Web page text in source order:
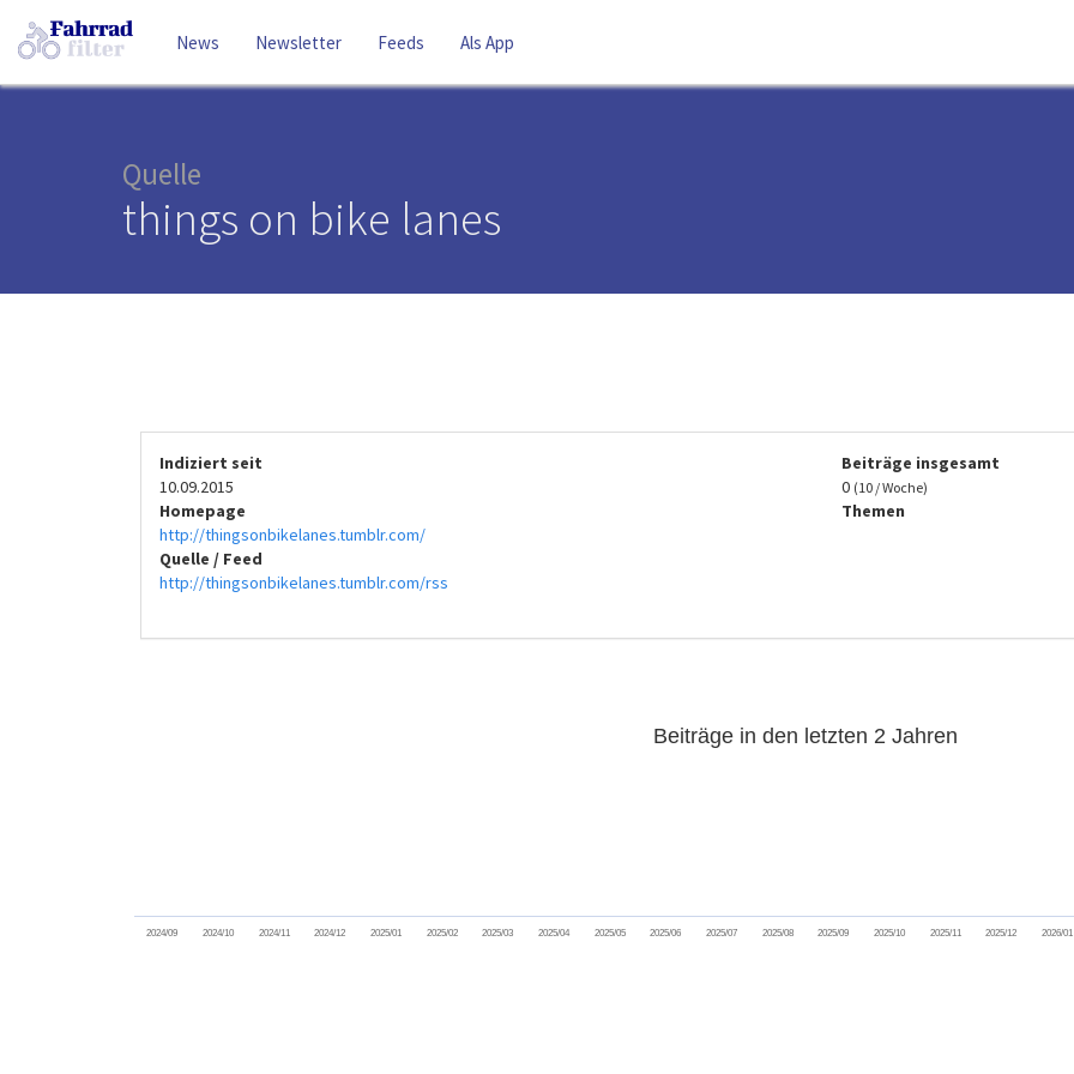
News Newsletter Feeds Als App
Quelle
things on bike lanes
Indiziert seit
10.09.2015
Homepage
http://thingsonbikelanes.tumblr.com/
Quelle / Feed
http://thingsonbikelanes.tumblr.com/rss
Beiträge insgesamt
0 (10 / Woche)
Themen
Beiträge in den letzten 2 Jahren
2024/09 2024/10 2024/11 2024/12 2025/01 2025/02 2025/03 2025/04 2025/05 2025/06 2025/07 2025/08 2025/09 2025/10 2025/11 2025/12 2026/01